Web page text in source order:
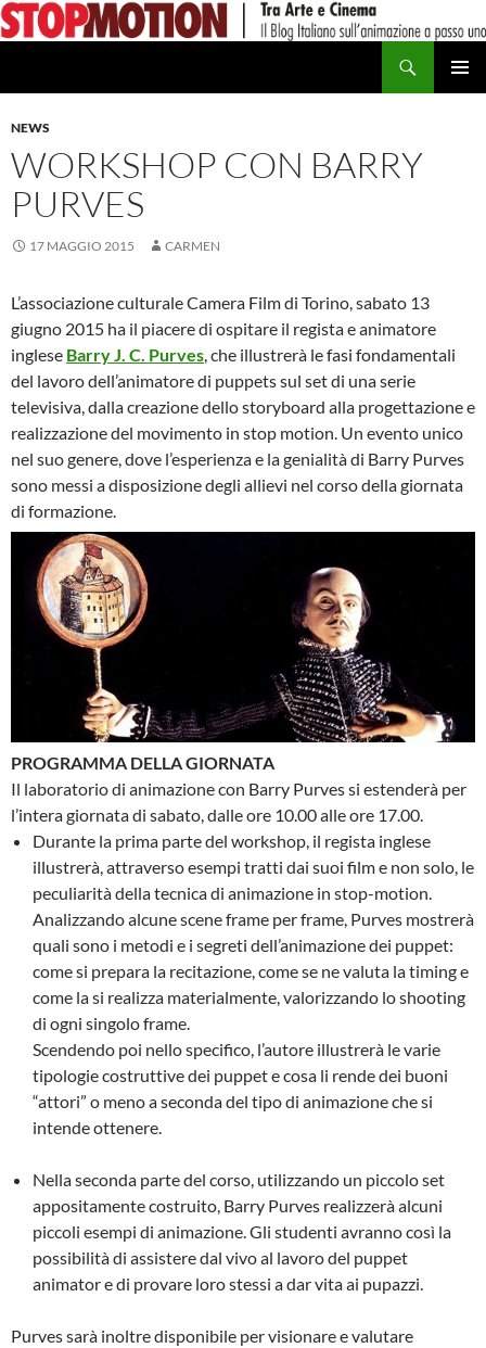
Vai
al
NEWS
WORKSHOP CON BARRY
PURVES
17 MAGGIO 2015 CARMEN
L’associazione culturale Camera Film di Torino, sabato 13
giugno 2015 ha il piacere di ospitare il regista e animatore
inglese Barry J. C. Purves, che illustrerà le fasi fondamentali
del lavoro dell’animatore di puppets sul set di una serie
televisiva, dalla creazione dello storyboard alla progettazione e
realizzazione del movimento in stop motion. Un evento unico
nel suo genere, dove l’esperienza e la genialità di Barry Purves
sono messi a disposizione degli allievi nel corso della giornata
di formazione.
PROGRAMMA DELLA GIORNATA
Il laboratorio di animazione con Barry Purves si estenderà per
l’intera giornata di sabato, dalleore 10.00 alle ore 17.00.
Durante la prima parte del workshop, il regista inglese
illustrerà, attraverso esempi tratti dai suoi film e non solo, le
peculiarità della tecnica di animazione in stop-motion.
Analizzando alcune scene frame per frame, Purves mostrerà
quali sono i metodi e i segreti dell’animazione dei puppet:
come si prepara la recitazione, come se ne valuta la timing e
come la si realizza materialmente, valorizzando lo shooting
di ogni singolo frame.
Scendendo poi nello specifico, l’autore illustrerà le varie
tipologie costruttive dei puppet e cosa li rende dei buoni
“attori” o meno a seconda del tipo di animazione che si
intende ottenere.
Nella seconda parte del corso, utilizzando un piccolo set
appositamente costruito, Barry Purves realizzerà alcuni
piccoli esempi di animazione. Gli studenti avranno così la
possibilità di assistere dal vivo al lavoro del puppet
animator e di provare loro stessi a dar vita ai pupazzi.
Purves sarà inoltre disponibile per visionare e valutare